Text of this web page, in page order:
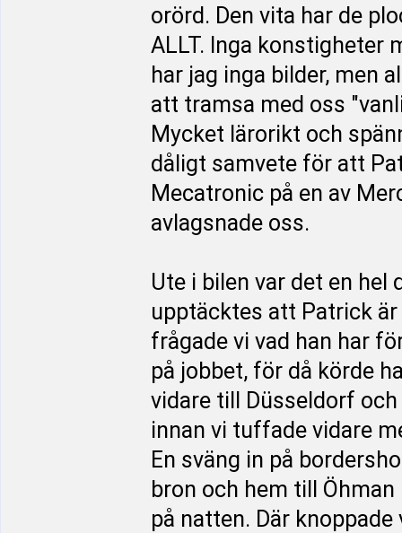
orörd. Den vita har de
ALLT. Inga konstigheter
har jag inga bilder, men
att tramsa med oss
Mycket lärorikt och
dåligt samvete för att
Mecatronic på en av
avlagsnade oss.
Ute i bilen var det en hel
upptäcktes att Patrick
frågade vi vad han har
på jobbet, för då körde
vidare till Düsseldorf
innan vi tuffade vidare
En sväng in på
bron och hem till
på natten. Där